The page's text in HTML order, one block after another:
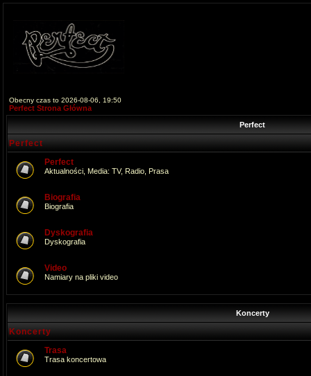
Obecny czas to 2026-08-06, 19:50
Perfect Strona Główna
Perfect
Perfect
Perfect
Aktualności, Media: TV, Radio, Prasa
Biografia
Biografia
Dyskografia
Dyskografia
Video
Namiary na pliki video
Koncerty
Koncerty
Trasa
Trasa koncertowa